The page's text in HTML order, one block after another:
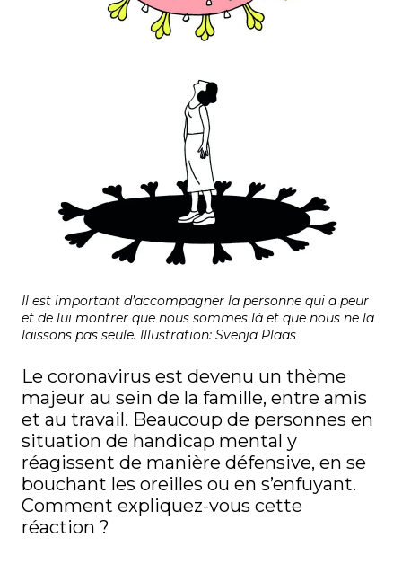
Il est important d’accompagner la personne qui a peur
et de lui montrer que nous sommes là et que nous ne la
laissons pas seule. Illustration: Svenja Plaas
Le coronavirus est devenu un thème
majeur au sein de la famille, entre amis
et au travail. Beaucoup de personnes en
situation de handicap mental y
réagissent de manière défensive, en se
bouchant les oreilles ou en s’enfuyant.
Comment expliquez-vous cette
réaction ?